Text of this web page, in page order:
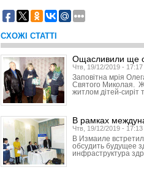
СХОЖІ СТАТТІ
Ощасливили ще
Чтв, 19/12/2019 - 17:17
Заповітна мрія
Святого Миколая.
житлом дітей-сиріт
В рамках
Чтв, 19/12/2019 - 17:13
В Измаиле
обсудить будущее
инфраструктура